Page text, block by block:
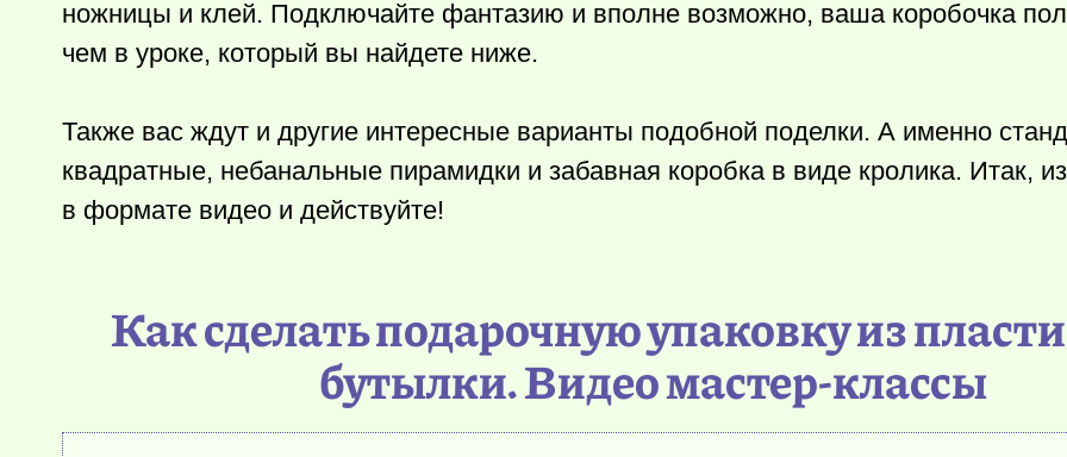
ножницы и клей. Подключайте фантазию и вполне возможно, ваша коробочка
чем в уроке, который вы найдете ниже.
Также вас ждут и другие интересные варианты подобной поделки. А именно
квадратные, небанальные пирамидки и забавная коробка в виде кролика. Итак,
в формате видео и действуйте!
Как сделать подарочную упаковку из
бутылки. Видео мастер-классы